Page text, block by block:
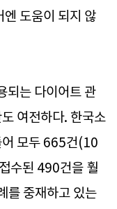
도움이 되지 않
되는 다이어트 관
여전하다. 한국소
어 모두 665건(10
수된 490건을 훨
를 중재하고 있는